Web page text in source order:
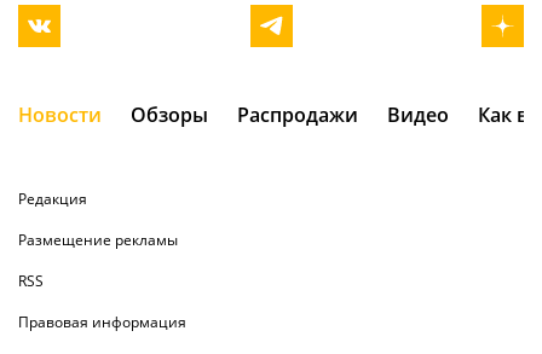
Новости Обзоры Распродажи Видео Как
Редакция
Размещение рекламы
RSS
Правовая информация